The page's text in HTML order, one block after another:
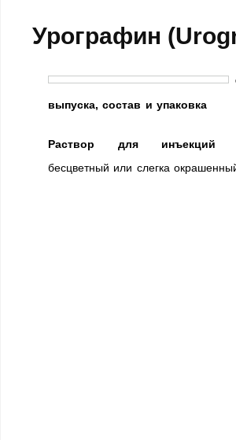
Урографин
выпуска, состав и упаковка
Раствор для инъекций
бесцветный или слегка